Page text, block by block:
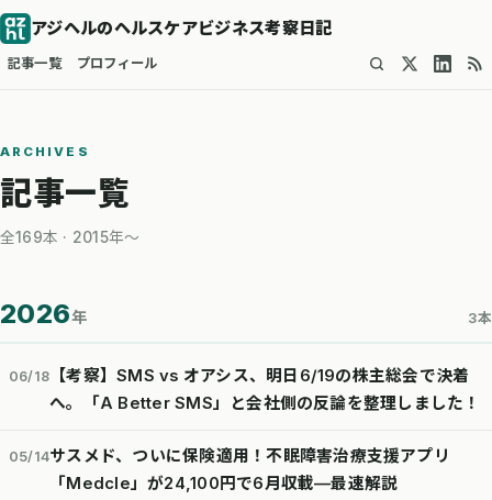
アジヘルのヘルスケアビジネス考察日記
記事一覧 プロフィール
ARCHIVES
記事一覧
全169本 · 2015年〜
2026年 3本
06/18
【考察】SMS vs オアシス、明日6/19の株主総会で決着
へ。「A Better SMS」と会社側の反論を整理しました！
05/14サスメド、ついに保険適用！不眠障害治療支援アプリ
「Medcle」が24,100円で6月収載—最速解説